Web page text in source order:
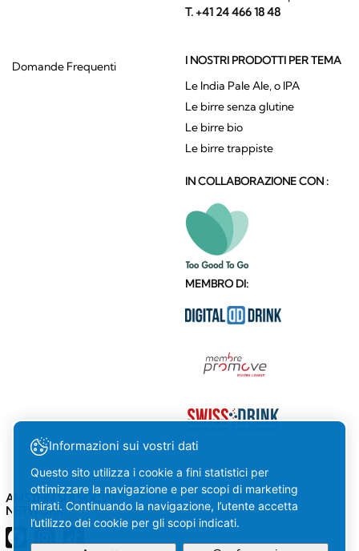
T. +41 24 466 18 48
Domande Frequenti I NOSTRI PRODOTTI PER TEMA
Le India Pale Ale, o IPA
Le birre senza glutine
Le birre bio
Le birre trappiste
IN COLLABORAZIONE CON :
MEMBRO DI:
AMSTEIN SUI SOCIAL
NETWORK
Informazioni sui vostri dati
Questo sito utilizza i cookie a fini statistici per
ottimizzare la navigazione e per scopi di marketing
mirati. Continuando la navigazione, l’utente accetta
l’utilizzo dei cookie per gli scopi indicati.